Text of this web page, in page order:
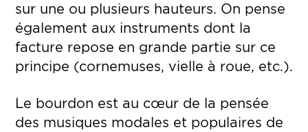
sur une ou plusieurs hauteurs. On pense
également aux instruments dont la
facture repose en grande partie sur ce
principe (cornemuses, vielle à roue, etc.).
Le bourdon est au cœur de la pensée
des musiques modales et populaires de